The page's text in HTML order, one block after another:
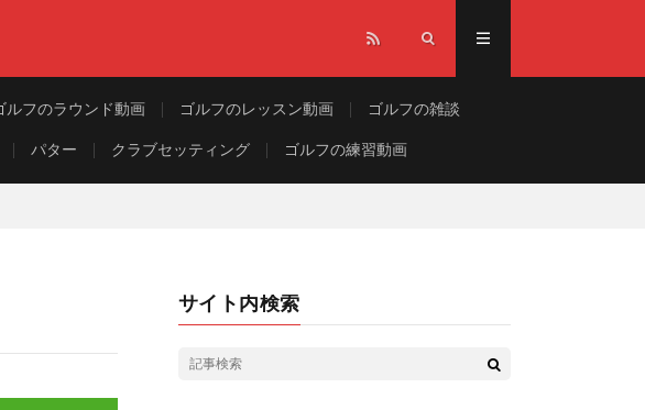
ルフのラウンド動画 ゴルフのレッスン動画 ゴルフの雑談
パター クラブセッティング ゴルフの練習動画
サイト内検索